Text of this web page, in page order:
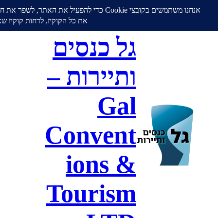
גל כנסים
ותיירות –
Gal
Convent
ions &
Tourism